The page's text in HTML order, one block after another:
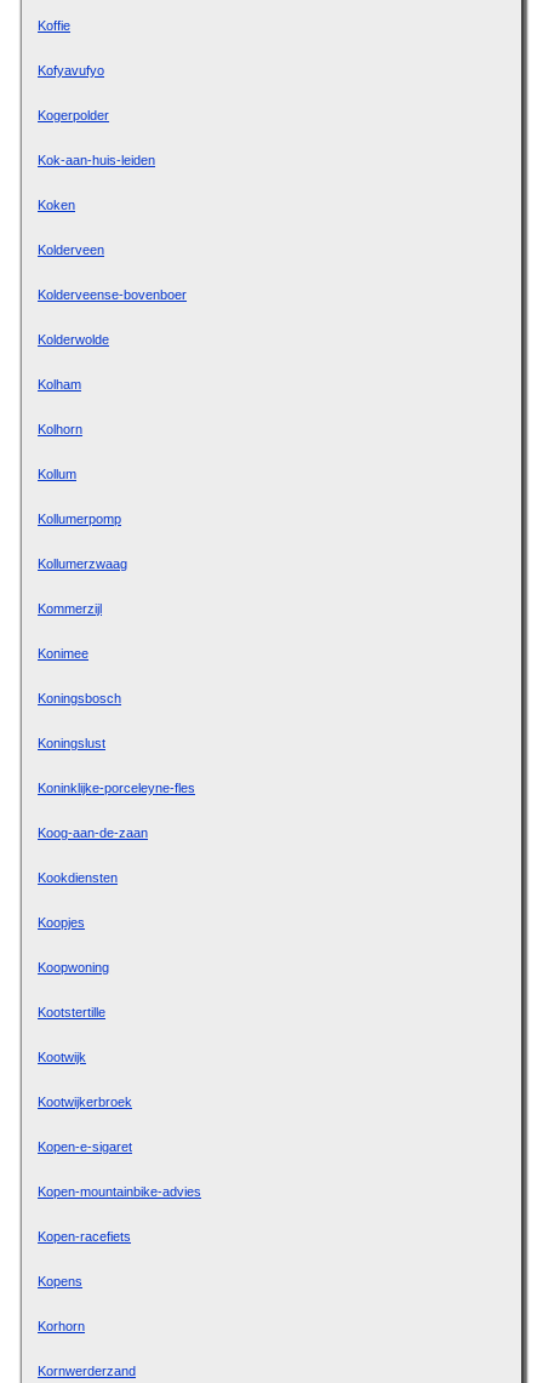
Koffie
Kofyavufyo
Kogerpolder
Kok-aan-huis-leiden
Koken
Kolderveen
Kolderveense-bovenboer
Kolderwolde
Kolham
Kolhorn
Kollum
Kollumerpomp
Kollumerzwaag
Kommerzijl
Konimee
Koningsbosch
Koningslust
Koninklijke-porceleyne-fles
Koog-aan-de-zaan
Kookdiensten
Koopjes
Koopwoning
Kootstertille
Kootwijk
Kootwijkerbroek
Kopen-e-sigaret
Kopen-mountainbike-advies
Kopen-racefiets
Kopens
Korhorn
Kornwerderzand